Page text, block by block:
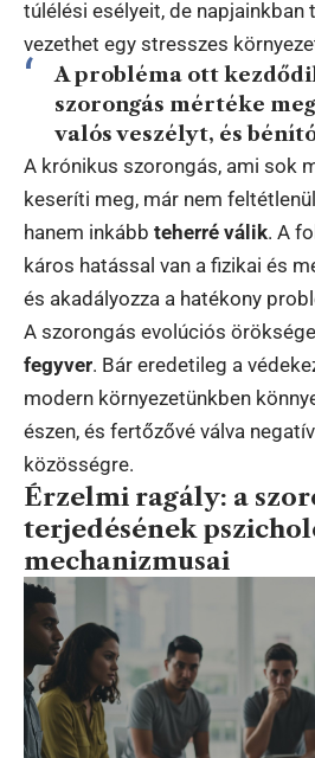
túlélési esélyeit, de
vezethet egy stresszes
A probléma ott
szorongás mértéke
valós veszélyt, és
A krónikus szorongás, ami sok
keseríti meg, már nem
hanem inkább teherré válik. A
káros hatással van a fizikai és
és akadályozza a hatékony
A szorongás evolúciós
fegyver. Bár eredetileg a
modern környezetünkben
észen, és fertőzővé válva
közösségre.
Érzelmi ragály: a
terjedésének
mechanizmusai